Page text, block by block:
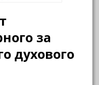
за
духового